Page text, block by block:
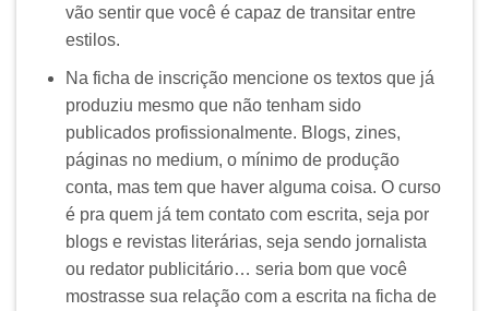
vão sentir que você é capaz de transitar entre
estilos.
Na ficha de inscrição mencione os textos que já
produziu mesmo que não tenham sido
publicados profissionalmente. Blogs, zines,
páginas no medium, o mínimo de produção
conta, mas tem que haver alguma coisa. O curso
é pra quem já tem contato com escrita, seja por
blogs e revistas literárias, seja sendo jornalista
ou redator publicitário… seria bom que você
mostrasse sua relação com a escrita na ficha de